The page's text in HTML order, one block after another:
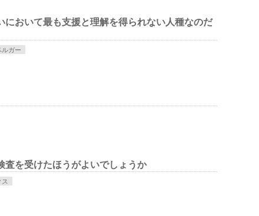
において最も支援と理解を得られない人種なのだ
ルガー
査を受けたほうがよいでしょうか